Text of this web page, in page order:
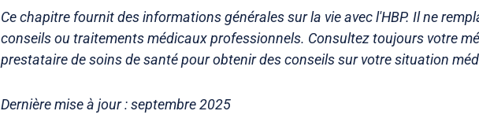
Ce chapitre fournit des informations générales sur la vie avec l'HBP. Il ne
conseils ou traitements médicaux professionnels. Consultez toujours votre
prestataire de soins de santé pour obtenir des conseils sur votre situation
Dernière mise à jour : septembre 2025